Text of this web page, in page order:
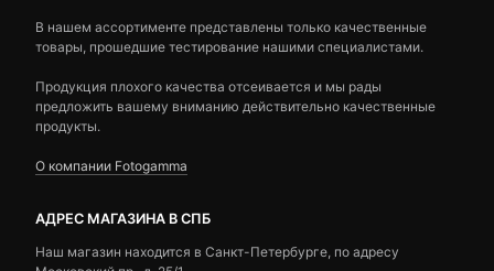
В нашем ассортименте представлены только качественные
товары, прошедшие тестирование нашими специалистами.
Продукция плохого качества отсеивается и мы рады
предложить вашему вниманию действительно качественные
продукты.
О компании Fotogamma
АДРЕС МАГАЗИНА В СПБ
Наш магазин находится в Санкт-Петербурге, по адресу